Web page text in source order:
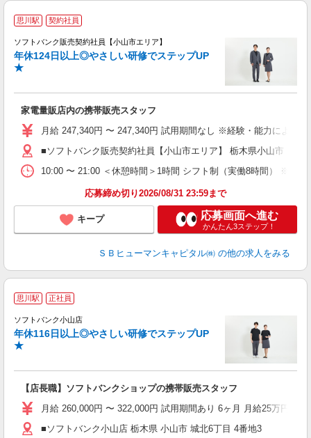
思川駅 契約社員
ソフトバンク販売契約社員【小山市エリア】
年休124日以上◎やさしい研修でステップUP
★
家電量販店内の携帯販売スタッフ
月給 247,340円 〜 247,340円 試用期間なし ※経験・能力による
■ソフトバンク販売契約社員【小山市エリア】 栃木県小山市
10:00 〜 21:00 ＜休憩時間＞1時間 シフト制（実働8時間） ※営
応募締め切り2026/08/31 23:59まで
キープ 応募画面へ進む
かんたん3ステップ！
ＳＢヒューマンキャピタル㈱ の他の求人をみる
思川駅 正社員
ソフトバンク小山店
年休116日以上◎やさしい研修でステップUP
★
【店長職】ソフトバンクショップの携帯販売スタッフ
月給 260,000円 〜 322,000円 試用期間あり 6ヶ月 月給25万円以
■ソフトバンク小山店 栃木県 小山市 城北6丁目 4番地3